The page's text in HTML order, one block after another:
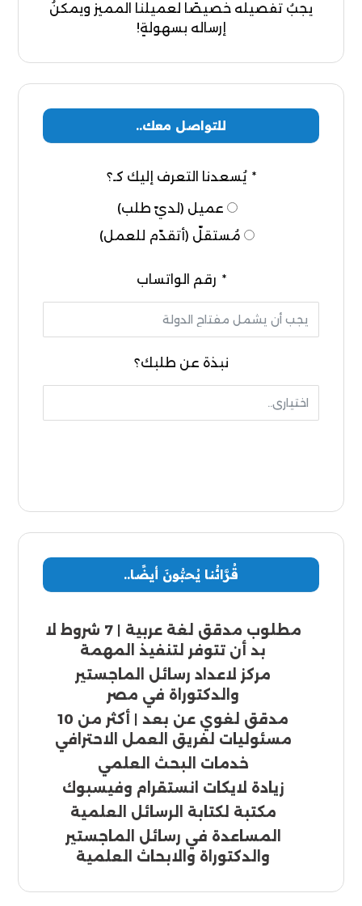
يجبُ تفصيله خصيصًا لعميلنا المميز ويمكنُ
إرساله بسهولةٍ!
للتواصل معك..
يُسعدنا التعرف إليك كـ؟
عميل (لديّ طلب)
مُستقلّ (أتقدّم للعمل)
رقم الواتساب
نبذة عن طلبك؟
قُرَّائُنا يُحبُّونَ أيضًا..
مطلوب مدقق لغة عربية | 7 شروط لا
بد أن تتوفر لتنفيذ المهمة
مركز لاعداد رسائل الماجستير
والدكتوراة في مصر
مدقق لغوي عن بعد | أكثر من 10
مسئوليات لفريق العمل الاحترافي
خدمات البحث العلمي
زيادة لايكات انستقرام وفيسبوك
مكتبة لكتابة الرسائل العلمية
المساعدة في رسائل الماجستير
والدكتوراة والابحاث العلمية